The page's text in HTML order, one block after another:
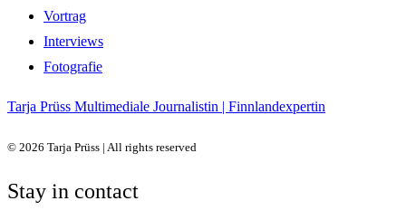
Vortrag
Interviews
Fotografie
Tarja Prüss Multimediale Journalistin | Finnlandexpertin
© 2026 Tarja Prüss | All rights reserved
Stay in contact